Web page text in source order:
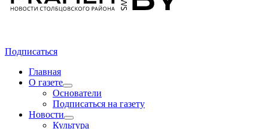
Подписаться
Главная
О газете
Основатели
Подписаться на газету
Новости
Культура